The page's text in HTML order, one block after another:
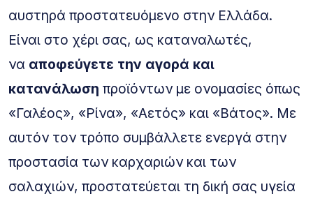
αυστηρά προστατευόμενο στην Ελλάδα.
Είναι στο χέρι σας, ως καταναλωτές,
να αποφεύγετε την αγορά και
κατανάλωση προϊόντων με ονομασίες όπως
«Γαλέος», «Ρίνα», «Αετός» και «Βάτος». Με
αυτόν τον τρόπο συμβάλλετε ενεργά στην
προστασία των καρχαριών και των
σαλαχιών, προστατεύεται τη δική σας υγεία